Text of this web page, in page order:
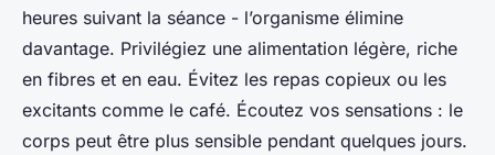
heures suivant la séance - l’organisme élimine
davantage. Privilégiez une alimentation légère, riche
en fibres et en eau. Évitez les repas copieux ou les
excitants comme le café. Écoutez vos sensations : le
corps peut être plus sensible pendant quelques jours.